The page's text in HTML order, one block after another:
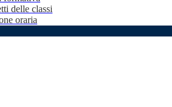
delle classi
oraria